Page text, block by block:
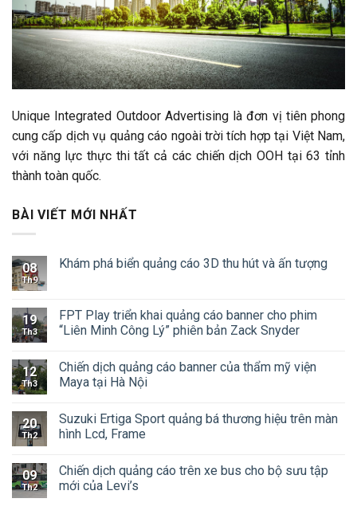
Unique Integrated Outdoor Advertising là đơn vị tiên phong
cung cấp dịch vụ quảng cáo ngoài trời tích hợp tại Việt Nam,
với năng lực thực thi tất cả các chiến dịch OOH tại 63 tỉnh
thành toàn quốc.
BÀI VIẾT MỚI NHẤT
08
Th9
Khám phá biển quảng cáo 3D thu hút và ấn tượng
19
Th3
FPT Play triển khai quảng cáo banner cho phim
“Liên Minh Công Lý” phiên bản Zack Snyder
12
Th3
Chiến dịch quảng cáo banner của thẩm mỹ viện
Maya tại Hà Nội
20
Th2
Suzuki Ertiga Sport quảng bá thương hiệu trên màn
hình Lcd, Frame
09
Th2
Chiến dịch quảng cáo trên xe bus cho bộ sưu tập
mới của Levi’s